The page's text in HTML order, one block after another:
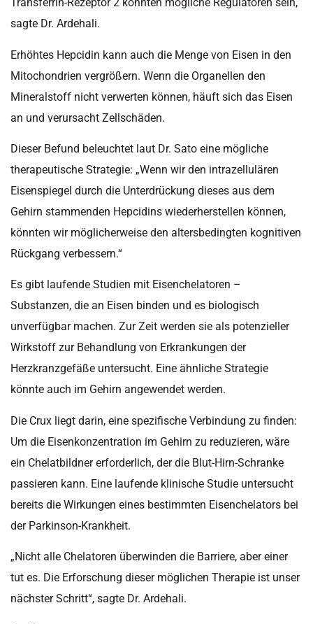
sagte Dr. Ardehali.
Erhöhtes Hepcidin kann auch die Menge von Eisen in den
Mitochondrien vergrößern. Wenn die Organellen den
Mineralstoff nicht verwerten können, häuft sich das Eisen
an und verursacht Zellschäden.
Dieser Befund beleuchtet laut Dr. Sato eine mögliche
therapeutische Strategie: „Wenn wir den intrazellulären
Eisenspiegel durch die Unterdrückung dieses aus dem
Gehirn stammenden Hepcidins wiederherstellen können,
könnten wir möglicherweise den altersbedingten kognitiven
Rückgang verbessern.“
Es gibt laufende Studien mit Eisenchelatoren –
Substanzen, die an Eisen binden und es biologisch
unverfügbar machen. Zur Zeit werden sie als potenzieller
Wirkstoff zur Behandlung von Erkrankungen der
Herzkranzgefäße untersucht. Eine ähnliche Strategie
könnte auch im Gehirn angewendet werden.
Die Crux liegt darin, eine spezifische Verbindung zu finden:
Um die Eisenkonzentration im Gehirn zu reduzieren, wäre
ein Chelatbildner erforderlich, der die Blut-Hirn-Schranke
passieren kann. Eine laufende klinische Studie untersucht
bereits die Wirkungen eines bestimmten Eisenchelators bei
der Parkinson-Krankheit.
„Nicht alle Chelatoren überwinden die Barriere, aber einer
tut es. Die Erforschung dieser möglichen Therapie ist unser
nächster Schritt“, sagte Dr. Ardehali.